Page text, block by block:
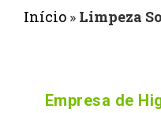
Início » Limpeza
Empresa de